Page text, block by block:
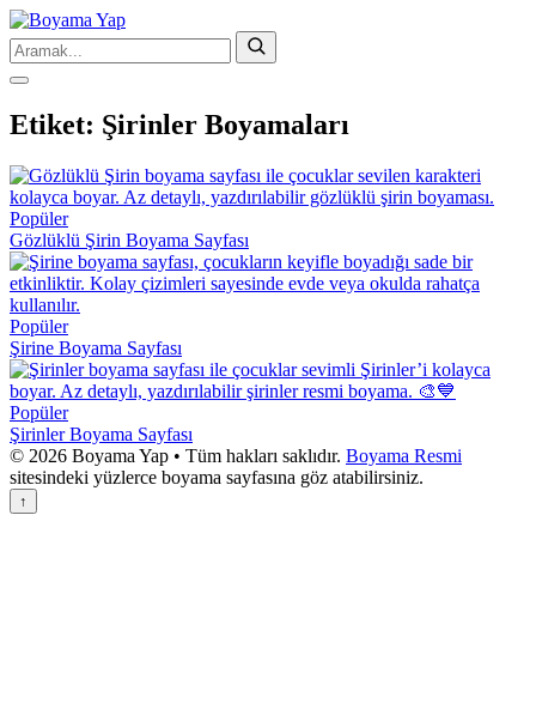
Etiket: Şirinler Boyamaları
Popüler
Gözlüklü Şirin Boyama Sayfası
Popüler
Şirine Boyama Sayfası
Popüler
Şirinler Boyama Sayfası
© 2026 Boyama Yap • Tüm hakları saklıdır. Boyama Resmi
sitesindeki yüzlerce boyama sayfasına göz atabilirsiniz.
↑